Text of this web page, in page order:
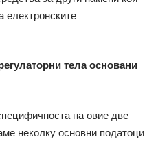
електронските
тела основани
на овие две
неколку основни податоци